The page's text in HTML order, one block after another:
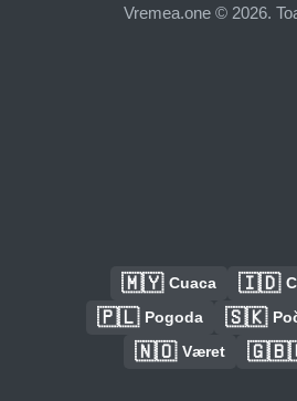
Vremea.one © 2026.
🇲🇾 Cuaca 🇮🇩
🇵🇱 Pogoda 🇸🇰
🇳🇴 Været